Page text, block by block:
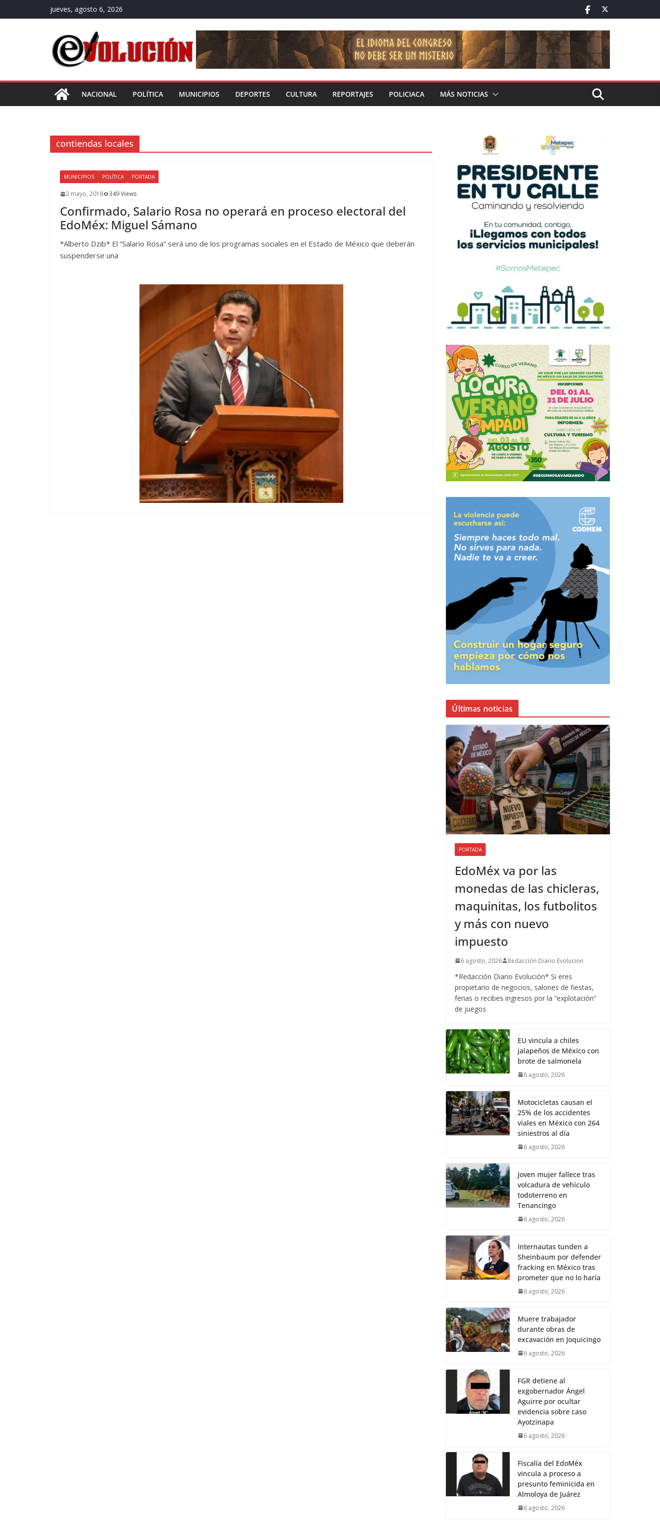
al
jueves, agosto 6, 2026
NACIONAL POLÍTICA MUNICIPIOS DEPORTES CULTURA REPORTAJES POLICIACA MÁS NOTICIAS
contiendas locales
MUNICIPIOS POLÍTICA PORTADA
2 mayo, 2018 349 Views
Confirmado, Salario Rosa no operará en proceso electoral del
EdoMéx: Miguel Sámano
*Alberto Dzib* El “Salario Rosa” será uno de los programas sociales en el Estado de México que deberán
suspenderse una
Últimas noticias
PORTADA
EdoMéx va por las
monedas de las chicleras,
maquinitas, los futbolitos
y más con nuevo
impuesto
6 agosto, 2026 Redacción Diario Evolucion
*Redacción Diario Evolución* Si eres
propietario de negocios, salones de fiestas,
ferias o recibes ingresos por la “explotación”
de juegos
EU vincula a chiles
jalapeños de México con
brote de salmonela
6 agosto, 2026
Motocicletas causan el
25% de los accidentes
viales en México con 264
siniestros al día
6 agosto, 2026
Joven mujer fallece tras
volcadura de vehículo
todoterreno en
Tenancingo
6 agosto, 2026
Internautas tunden a
Sheinbaum por defender
fracking en México tras
prometer que no lo haría
6 agosto, 2026
Muere trabajador
durante obras de
excavación en Joquicingo
6 agosto, 2026
FGR detiene al
exgobernador Ángel
Aguirre por ocultar
evidencia sobre caso
Ayotzinapa
6 agosto, 2026
Fiscalía del EdoMéx
vincula a proceso a
presunto feminicida en
Almoloya de Juárez
6 agosto, 2026